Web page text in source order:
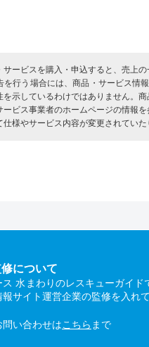
ービスを購入・申込すると、売上
を行う場合には、商品・サービス
を示しているわけではありません。
ービス事業者のホームページの情報
様やサービス内容が変更されてい
について
水まわりのレスキューガイ
サイト運営企業の監修を入れて
い合わせはこちら まで